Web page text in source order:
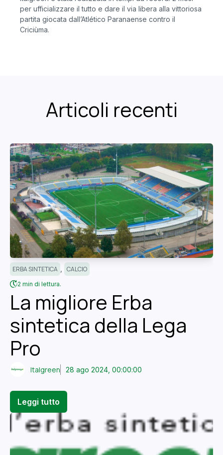
per ufficializzare il tutto e dare il via libera alla vittoriosa
partita giocata dall’Atlético Paranaense contro il
Criciùma.
Articoli recenti
ERBA SINTETICA CALCIO
2 min di lettura.
La migliore Erba
sintetica della Lega
Pro
Italgreen 28 ago 2024, 00:00:00
Leggi tutto